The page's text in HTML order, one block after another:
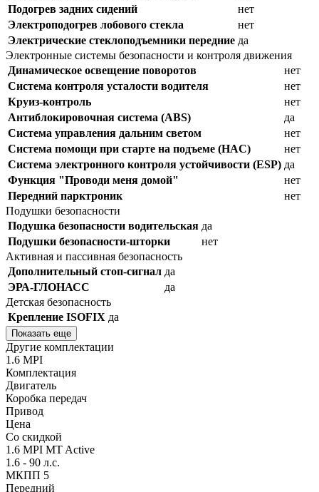
Подогрев задних сидений
нет
Электроподогрев лобового стекла
нет
Электрические стеклоподъемники передние да
Электронные системы безопасности и контроля движения
Динамическое освещение поворотов
нет
Система контроля усталости водителя
нет
Круиз-контроль
нет
Антиблокировочная система (ABS)
да
Система управления дальним светом
нет
Система помощи при старте на подъеме (HAC)
нет
Система электронного контроля устойчивости (ESP) да
Функция "Проводи меня домой"
нет
Передний парктроник
нет
Подушки безопасности
Подушка безопасности водительская да
Подушки безопасности-шторки
нет
Активная и пассивная безопасность
Дополнительный стоп-сигнал да
ЭРА-ГЛОНАСС
да
Детская безопасность
Крепление ISOFIX да
Показать еще
Другие комплектации
1.6 MPI
Комплектация
Двигатель
Коробка передач
Привод
Цена
Со скидкой
1.6 MPI MT Active
1.6 - 90 л.с.
МКПП 5
Передний